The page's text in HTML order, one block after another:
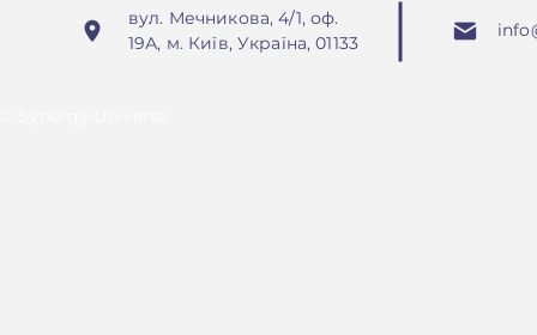
вул. Мечникова, 4/1, оф.
19А, м. Київ, Україна, 01133